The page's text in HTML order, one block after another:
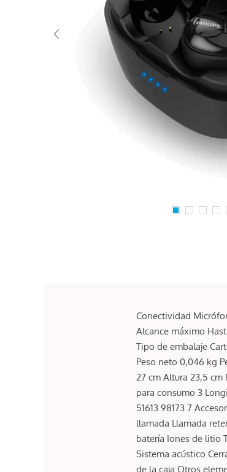
Conectividad
Alcance máximo
Tipo de embalaje
Peso neto 0,046 kg
27 cm Altura 23,5 cm
para consumo 3
51613 98173 7
llamada Llamada
batería Iones de litio
Sistema acústico
de la caja Otros